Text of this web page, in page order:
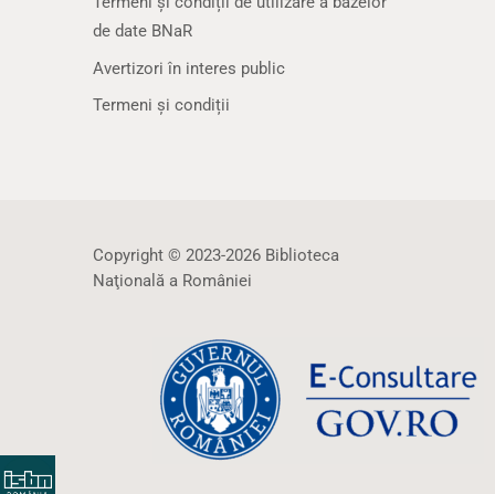
de date BNaR
Avertizori în interes public
Termeni și condiții
Copyright © 2023-2026 Biblioteca
Naţională a României